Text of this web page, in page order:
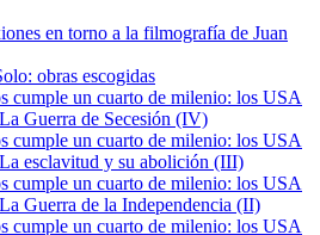
en torno a la filmografía de Juan
obras escogidas
cumple un cuarto de milenio: los USA
Guerra de Secesión (IV)
cumple un cuarto de milenio: los USA
esclavitud y su abolición (III)
cumple un cuarto de milenio: los USA
Guerra de la Independencia (II)
cumple un cuarto de milenio: los USA